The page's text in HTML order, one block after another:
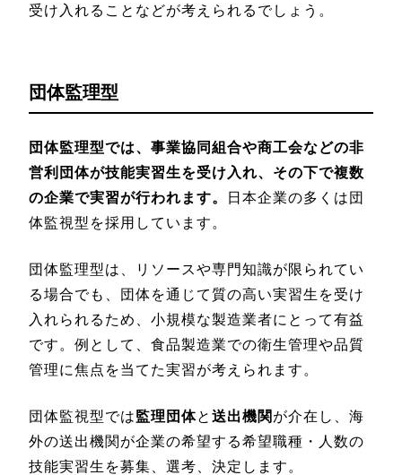
受け入れることなどが考えられるでしょう。
団体監理型
団体監理型では、事業協同組合や商工会などの非
営利団体が技能実習生を受け入れ、その下で複数
の企業で実習が行われます。
日本企業の多くは団
体監視型を採用しています。
団体監理型は、リソースや専門知識が限られてい
る場合でも、団体を通じて質の高い実習生を受け
入れられるため、小規模な製造業者にとって有益
です。例として、食品製造業での衛生管理や品質
管理に焦点を当てた実習が考えられます。
団体監視型では監理団体と 送出機関 が介在し、海
外の送出機関が企業の希望する希望職種・人数の
技能実習生を募集、選考、決定します。